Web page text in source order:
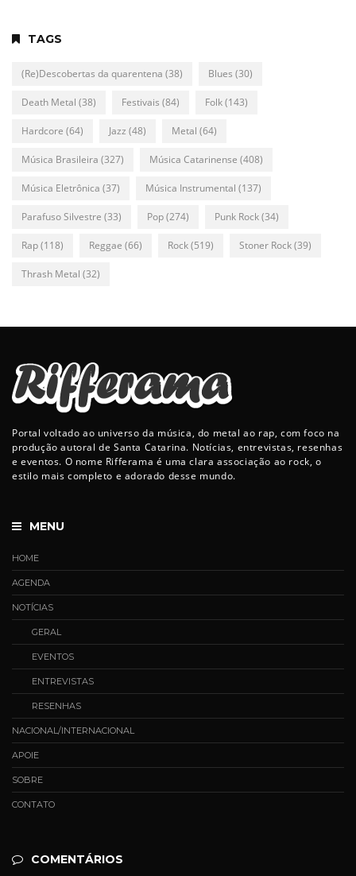
TAGS
(Re)Descobertas da quarentena (38) Blues (30)
Death Metal (38) Festivais (84) Folk(143)
Hardcore (64) Jazz (48) Metal (64)
Música Brasileira (327) Música Catarinense (408)
Música Eletrônica (37) Música Instrumental (137)
Parafuso Silvestre (33) Pop(274) Punk Rock(34)
Rap(118) Reggae (66) Rock(519) Stoner Rock(39)
Thrash Metal (32)
Portal voltado ao universo da música, do metal ao rap, com foco na
produção autoral de Santa Catarina. Notícias, entrevistas, resenhas
e eventos. O nome Rifferama é uma clara associação ao rock, o
estilo mais completo e adorado desse mundo.
MENU
HOME
AGENDA
NOTÍCIAS
GERAL
EVENTOS
ENTREVISTAS
RESENHAS
NACIONAL/INTERNACIONAL
APOIE
SOBRE
CONTATO
COMENTÁRIOS